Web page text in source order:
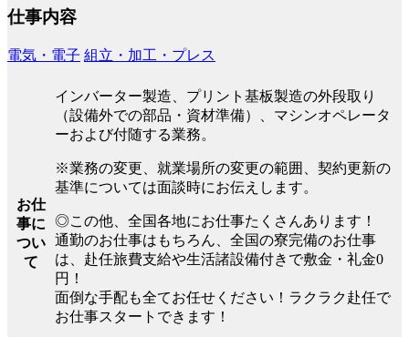
仕事内容
電気・電子 組立・加工・プレス
お仕
事に
つい
て
インバーター製造、プリント基板製造の外段取り
（設備外での部品・資材準備）、マシンオペレータ
ーおよび付随する業務。
※業務の変更、就業場所の変更の範囲、契約更新の
基準については面談時にお伝えします。
◎この他、全国各地にお仕事たくさんあります！
通勤のお仕事はもちろん、全国の寮完備のお仕事
は、赴任旅費支給や生活諸設備付きで敷金・礼金0
円！
面倒な手配も全てお任せください！ラクラク赴任で
お仕事スタートできます！